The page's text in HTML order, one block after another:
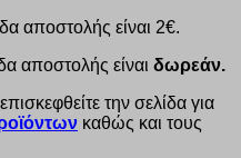
αποστολής είναι 2€.
αποστολής είναι δωρεάν.
την σελίδα για
καθώς και τους